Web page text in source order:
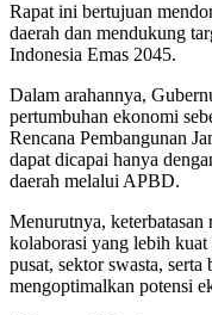
Rapat ini bertujuan
daerah dan mendukung
Indonesia Emas 2045.
Dalam arahannya,
pertumbuhan ekonomi
Rencana Pembangunan
dapat dicapai hanya
daerah melalui APBD.
Menurutnya, keterbatasan
kolaborasi yang lebih kuat
pusat, sektor swasta,
mengoptimalkan potensi